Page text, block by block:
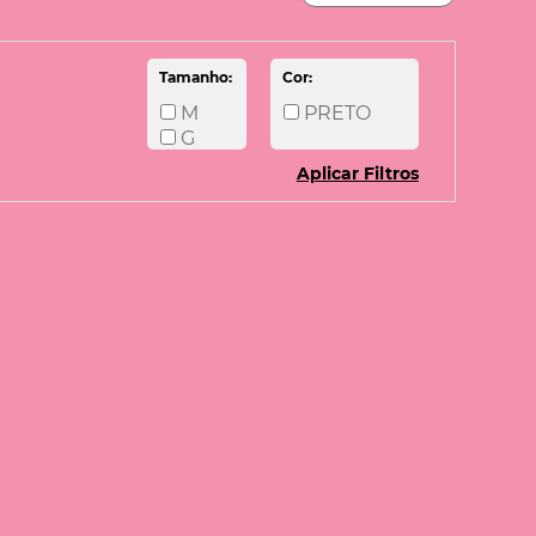
Tamanho:
M
G
Cor:
PRETO
Aplicar Filtros